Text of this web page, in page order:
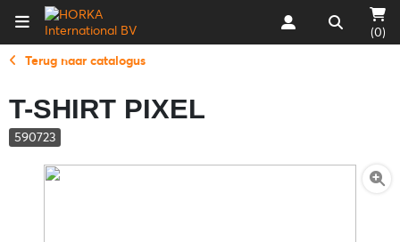
(0)
Terug naar catalogus
T-SHIRT PIXEL
590723